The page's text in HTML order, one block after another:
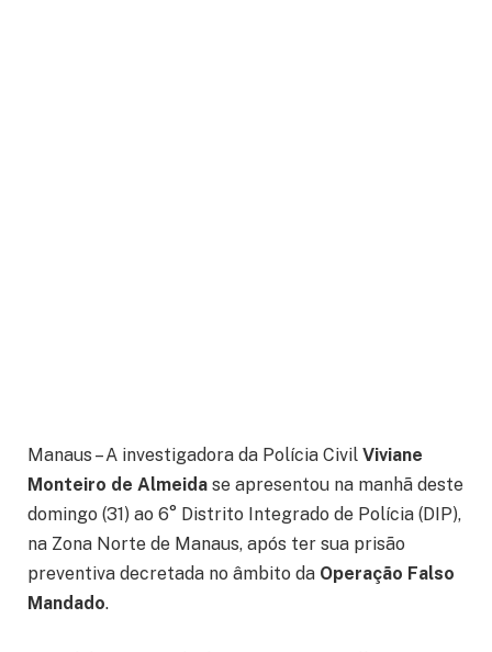
Manaus – A investigadora da Polícia Civil Viviane
Monteiro de Almeida se apresentou na manhã deste
domingo (31) ao 6° Distrito Integrado de Polícia (DIP),
na Zona Norte de Manaus, após ter sua prisão
preventiva decretada no âmbito da Operação Falso
Mandado.